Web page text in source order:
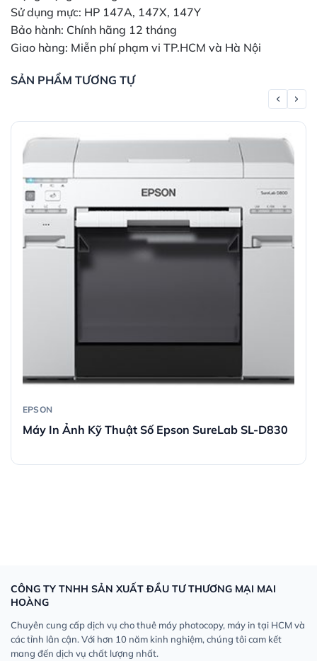
Sử dụng mực: HP 147A, 147X, 147Y
Bảo hành: Chính hãng 12 tháng
Giao hàng: Miễn phí phạm vi TP.HCM và Hà Nội
SẢN PHẨM TƯƠNG TỰ
EPSON
Máy In Ảnh Kỹ Thuật Số Epson SureLab SL-D830
CÔNG TY TNHH SẢN XUẤT ĐẦU TƯ THƯƠNG MẠI MAI
HOÀNG
Chuyên cung cấp dịch vụ cho thuê máy photocopy, máy in tại HCM và
các tỉnh lân cận. Với hơn 10 năm kinh nghiệm, chúng tôi cam kết
mang đến dịch vụ chất lượng nhất.